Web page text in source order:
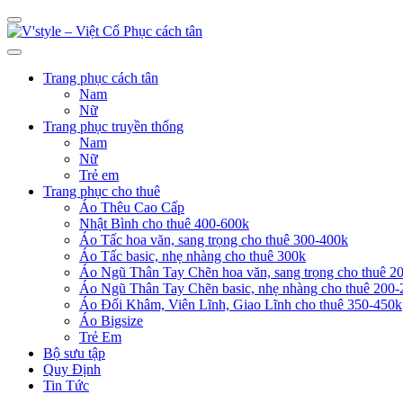
Trang phục cách tân
Nam
Nữ
Trang phục truyền thống
Nam
Nữ
Trẻ em
Trang phục cho thuê
Áo Thêu Cao Cấp
Nhật Bình cho thuê 400-600k
Áo Tấc hoa văn, sang trọng cho thuê 300-400k
Áo Tấc basic, nhẹ nhàng cho thuê 300k
Áo Ngũ Thân Tay Chẽn hoa văn, sang trọng cho thuê
Áo Ngũ Thân Tay Chẽn basic, nhẹ nhàng cho thuê
Áo Đối Khâm, Viên Lĩnh, Giao Lĩnh cho thuê 350-450k
Áo Bigsize
Trẻ Em
Bộ sưu tập
Quy Định
Tin Tức